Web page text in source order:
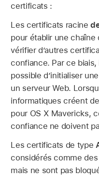
certificats :
Les certificats racine
pour établir une
vérifier d’autres
confiance. Par ce
possible d’initialiser
un serveur Web.
informatiques créent
pour OS X Mavericks,
confiance ne doivent
Les certificats de type
considérés comme
mais ne sont pas